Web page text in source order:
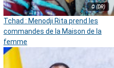
© (DR)
Tchad : Menodji Rita prend les
commandes de la Maison de la
femme